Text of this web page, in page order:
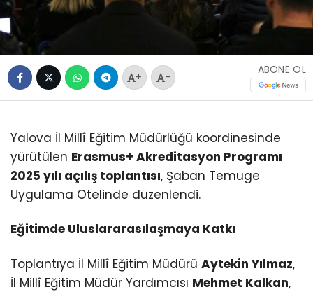
+ -
ABONE OL
Yalova İl Millî Eğitim Müdürlüğü koordinesinde
yürütülen Erasmus+ Akreditasyon Programı
2025 yılı açılış toplantısı, Şaban Temuge
Uygulama Otelinde düzenlendi.
Eğitimde Uluslararasılaşmaya Katkı
Toplantıya İl Millî Eğitim Müdürü Aytekin Yılmaz,
İl Millî Eğitim Müdür Yardımcısı Mehmet Kalkan,